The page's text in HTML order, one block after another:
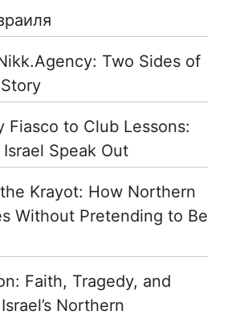
Two Sides of
Fiasco to Club Lessons:
Speak Out
Krayot: How Northern
Without Pretending to Be
Faith, Tragedy, and
Northern